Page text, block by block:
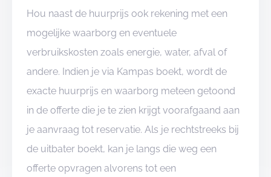
Hou naast de huurprijs ook rekening met een
mogelijke waarborg en eventuele
verbruikskosten zoals energie, water, afval of
andere. Indien je via Kampas boekt, wordt de
exacte huurprijs en waarborg meteen getoond
in de offerte die je te zien krijgt voorafgaand aan
je aanvraag tot reservatie. Als je rechtstreeks bij
de uitbater boekt, kan je langs die weg een
offerte opvragen alvorens tot een